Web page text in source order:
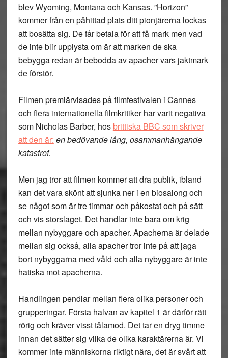
blev Wyoming, Montana och Kansas. ”Horizon”
kommer från en påhittad plats ditt pionjärerna lockas
att bosätta sig. De får betala för att få mark men vad
de inte blir upplysta om är att marken de ska
bebygga redan är bebodda av apacher vars jaktmark
de förstör.
Filmen premiärvisades på filmfestivalen i Cannes
och flera internationella filmkritiker har varit negativa
som Nicholas Barber, hos brittiska BBC som skriver
att den är: en bedövande lång, osammanhängande
katastrof.
Men jag tror att filmen kommer att dra publik, ibland
kan det vara skönt att sjunka ner i en biosalong och
se något som är tre timmar och påkostat och på sätt
och vis storslaget. Det handlar inte bara om krig
mellan nybyggare och apacher. Apacherna är delade
mellan sig också, alla apacher tror inte på att jaga
bort nybyggarna med våld och alla nybyggare är inte
hatiska mot apacherna.
Handlingen pendlar mellan flera olika personer och
grupperingar. Första halvan av kapitel 1 är därför rätt
rörig och kräver visst tålamod. Det tar en dryg timme
innan det sätter sig vilka de olika karaktärerna är. Vi
kommer inte människorna riktigt nära, det är svårt att